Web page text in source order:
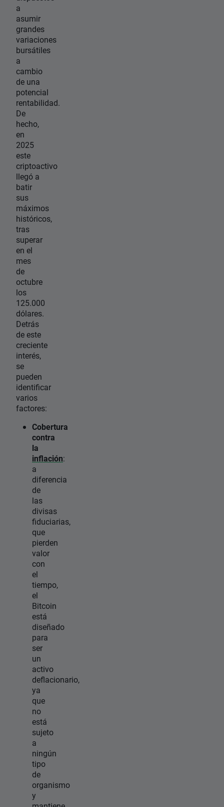
a
asumir
grandes
variaciones
bursátiles
a
cambio
de una
potencial
rentabilidad.
De
hecho,
en
2025
este
criptoactivo
llegó a
batir
sus
máximos
históricos,
tras
superar
en el
mes
de
octubre
los
125.000
dólares.
Detrás
de este
creciente
interés,
se
pueden
identificar
varios
factores:
Cobertura
contra
la
inflación:
a
diferencia
de
las
divisas
fiduciarias,
que
pierden
valor
con
el
tiempo,
el
Bitcoin
está
diseñado
para
ser
un
activo
deflacionario,
ya
que
no
está
sujeto
a
ningún
tipo
de
organismo
y